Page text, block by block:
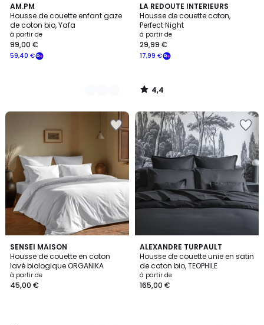
AM.PM
Housse de couette enfant gaze
de coton bio, Yafa
à partir de
59,40 €
99,00 €
19
Couleurs
LA REDOUTE INTERIEURS
Housse de couette coton,
Perfect Night
à partir de
17,99 €
29,99 €
4,4
/ 5
4,4
/
SENSEI MAISON
Housse de couette en coton
lavé biologique ORGANIKA
à partir de
45,00 €
4
/
5
11
Couleurs
ALEXANDRE TURPAULT
Housse de couette unie en satin
de coton bio, TEOPHILE
à partir de
165,00 €
15
Couleurs